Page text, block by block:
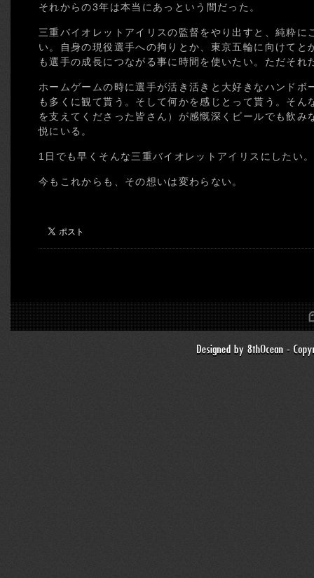
それからの3年は本当にあっという間だった。
三重バイオレットアイリスの監督をやり出すと、純粋に
い。自身の現役選手への拘りとか、東京五輪に向けてと
も選手の成長につながる事に時間を使いたい。ただそれ
ホームゲームの時に選手が活き活きと大好きなハンドボ
も多くに観て貰う。そして何かを感じとって貰う。そん
を支えてくださった皆さん）が感慨深くビールでも飲み
悦にいる。
1日でも早くそんな三重バイオレットアイリスにしたい
今もこれからも、その想いは変わらない。